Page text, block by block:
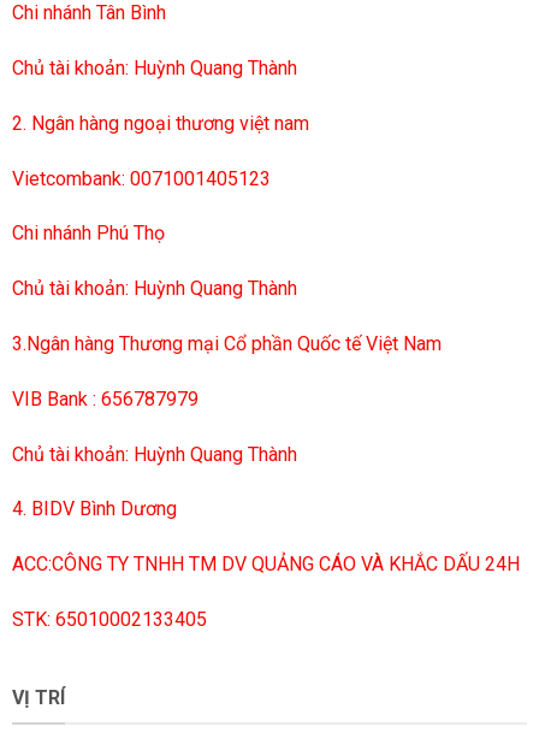
Chi nhánh Tân Bình
Chủ tài khoản: Huỳnh Quang Thành
2. Ngân hàng ngoại thương việt nam
Vietcombank: 0071001405123
Chi nhánh Phú Thọ
Chủ tài khoản: Huỳnh Quang Thành
3.Ngân hàng Thương mại Cổ phần Quốc tế Việt Nam
VIB Bank : 656787979
Chủ tài khoản: Huỳnh Quang Thành
4. BIDV Bình Dương
ACC:CÔNG TY TNHH TM DV QUẢNG CÁO VÀ KHẮC DẤU 24H
STK: 65010002133405
VỊ TRÍ